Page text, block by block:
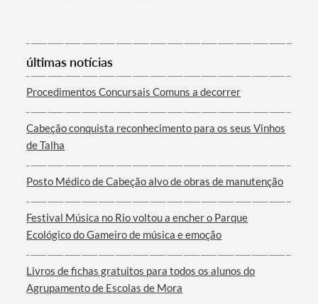
Filtros
últimas notícias
Procedimentos Concursais Comuns a decorrer
Cabeção conquista reconhecimento para os seus Vinhos
de Talha
Posto Médico de Cabeção alvo de obras de manutenção
Festival Música no Rio voltou a encher o Parque
Ecológico do Gameiro de música e emoção
Livros de fichas gratuitos para todos os alunos do
Agrupamento de Escolas de Mora